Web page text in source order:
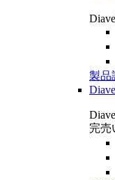
製品
完売